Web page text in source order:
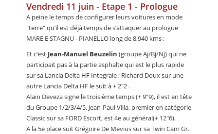
Vendredi 11 juin - Etape 1 - Prologue
A peine le temps de configurer leurs voitures en mode
"terre" qu’il est déjà temps de s’attaquer au prologue
MARE E STAGNU - PIANELLO long de 8,940 kms ;
Et c’est Jean-Manuel Beuzelin (groupe Aj/Bj/Nj) qui ne
participait pas à la partie asphalte qui est le plus rapide
sur sa Lancia Delta HF Integrale ; Richard Doux sur une
autre Lancia Delta HF le suit à + 2″2 .
Alain Deveza signe le troisième temps (+ 9″9), il est en tête
du Groupe 1/2/3/4/5. Jean-Paul Villa, premier en catégorie
Classic sur sa FORD Escort, est 4e au général(+ 12″6).
A la 5e place suit Grégoire De Mevius sur sa Twin Cam Gr.